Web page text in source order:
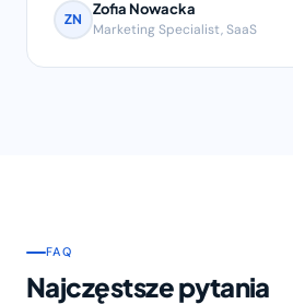
ZN
Zofia Nowacka
Marketing Specialist, SaaS
FAQ
Najczęstsze pytania